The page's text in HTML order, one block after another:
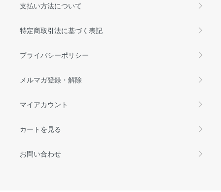
支払い方法について
特定商取引法に基づく表記
プライバシーポリシー
メルマガ登録・解除
マイアカウント
カートを見る
お問い合わせ